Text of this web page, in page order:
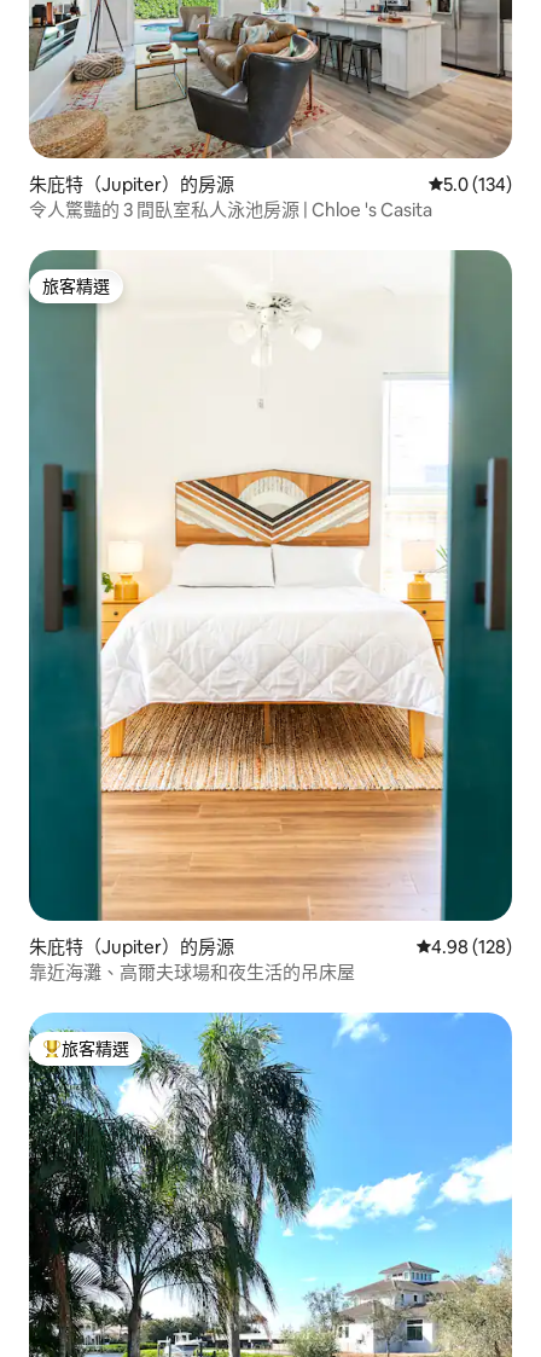
朱庇特（Jupiter）的房源 從 134 則評
5.0 (134)
令人驚豔的 3 間臥室私人泳池房源 | Chloe 's Casita
旅客精選
旅客精選
朱庇特（Jupiter）的房源 從 128 則評價
4.98 (128)
靠近海灘、高爾夫球場和夜生活的吊床屋
旅客精選榜首
旅客精選